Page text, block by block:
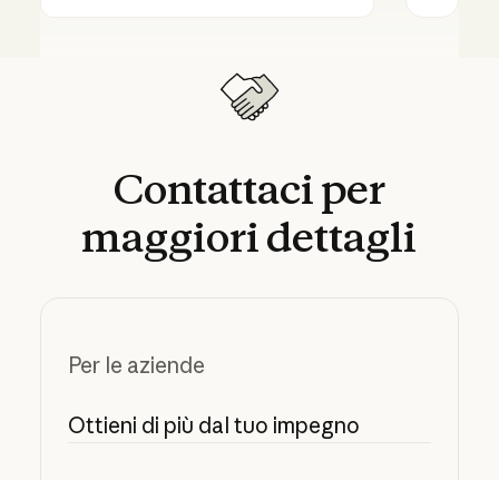
Contattaciper
maggioridettagli
Per le aziende
Ottieni di più dal tuo impegno